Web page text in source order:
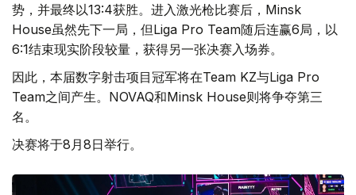
势，并最终以13:4获胜。进入激光枪比赛后，Minsk
House虽然先下一局，但Liga Pro Team随后连赢6局，以
6:1结束现实阶段较量，获得另一张决赛入场券。
因此，本届数字射击项目冠军将在Team KZ与Liga Pro
Team之间产生。NOVAQ和Minsk House则将争夺第三
名。
决赛将于8月8日举行。